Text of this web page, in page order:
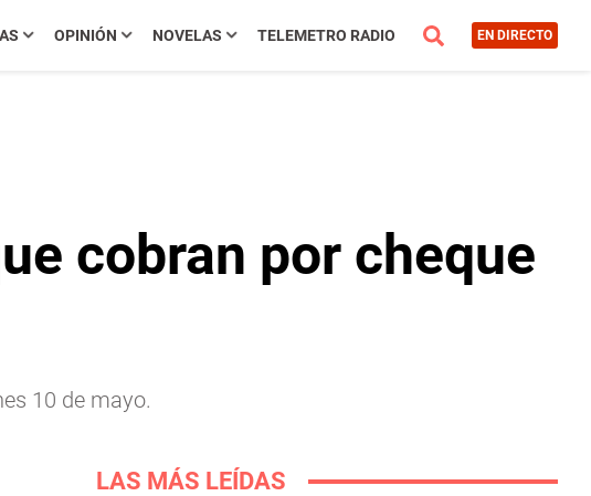
OPINIÓN NOVELAS TELEMETRO RADIO EN DIRECTO
cobran por cheque
10 de mayo.
LAS MÁS LEÍDAS